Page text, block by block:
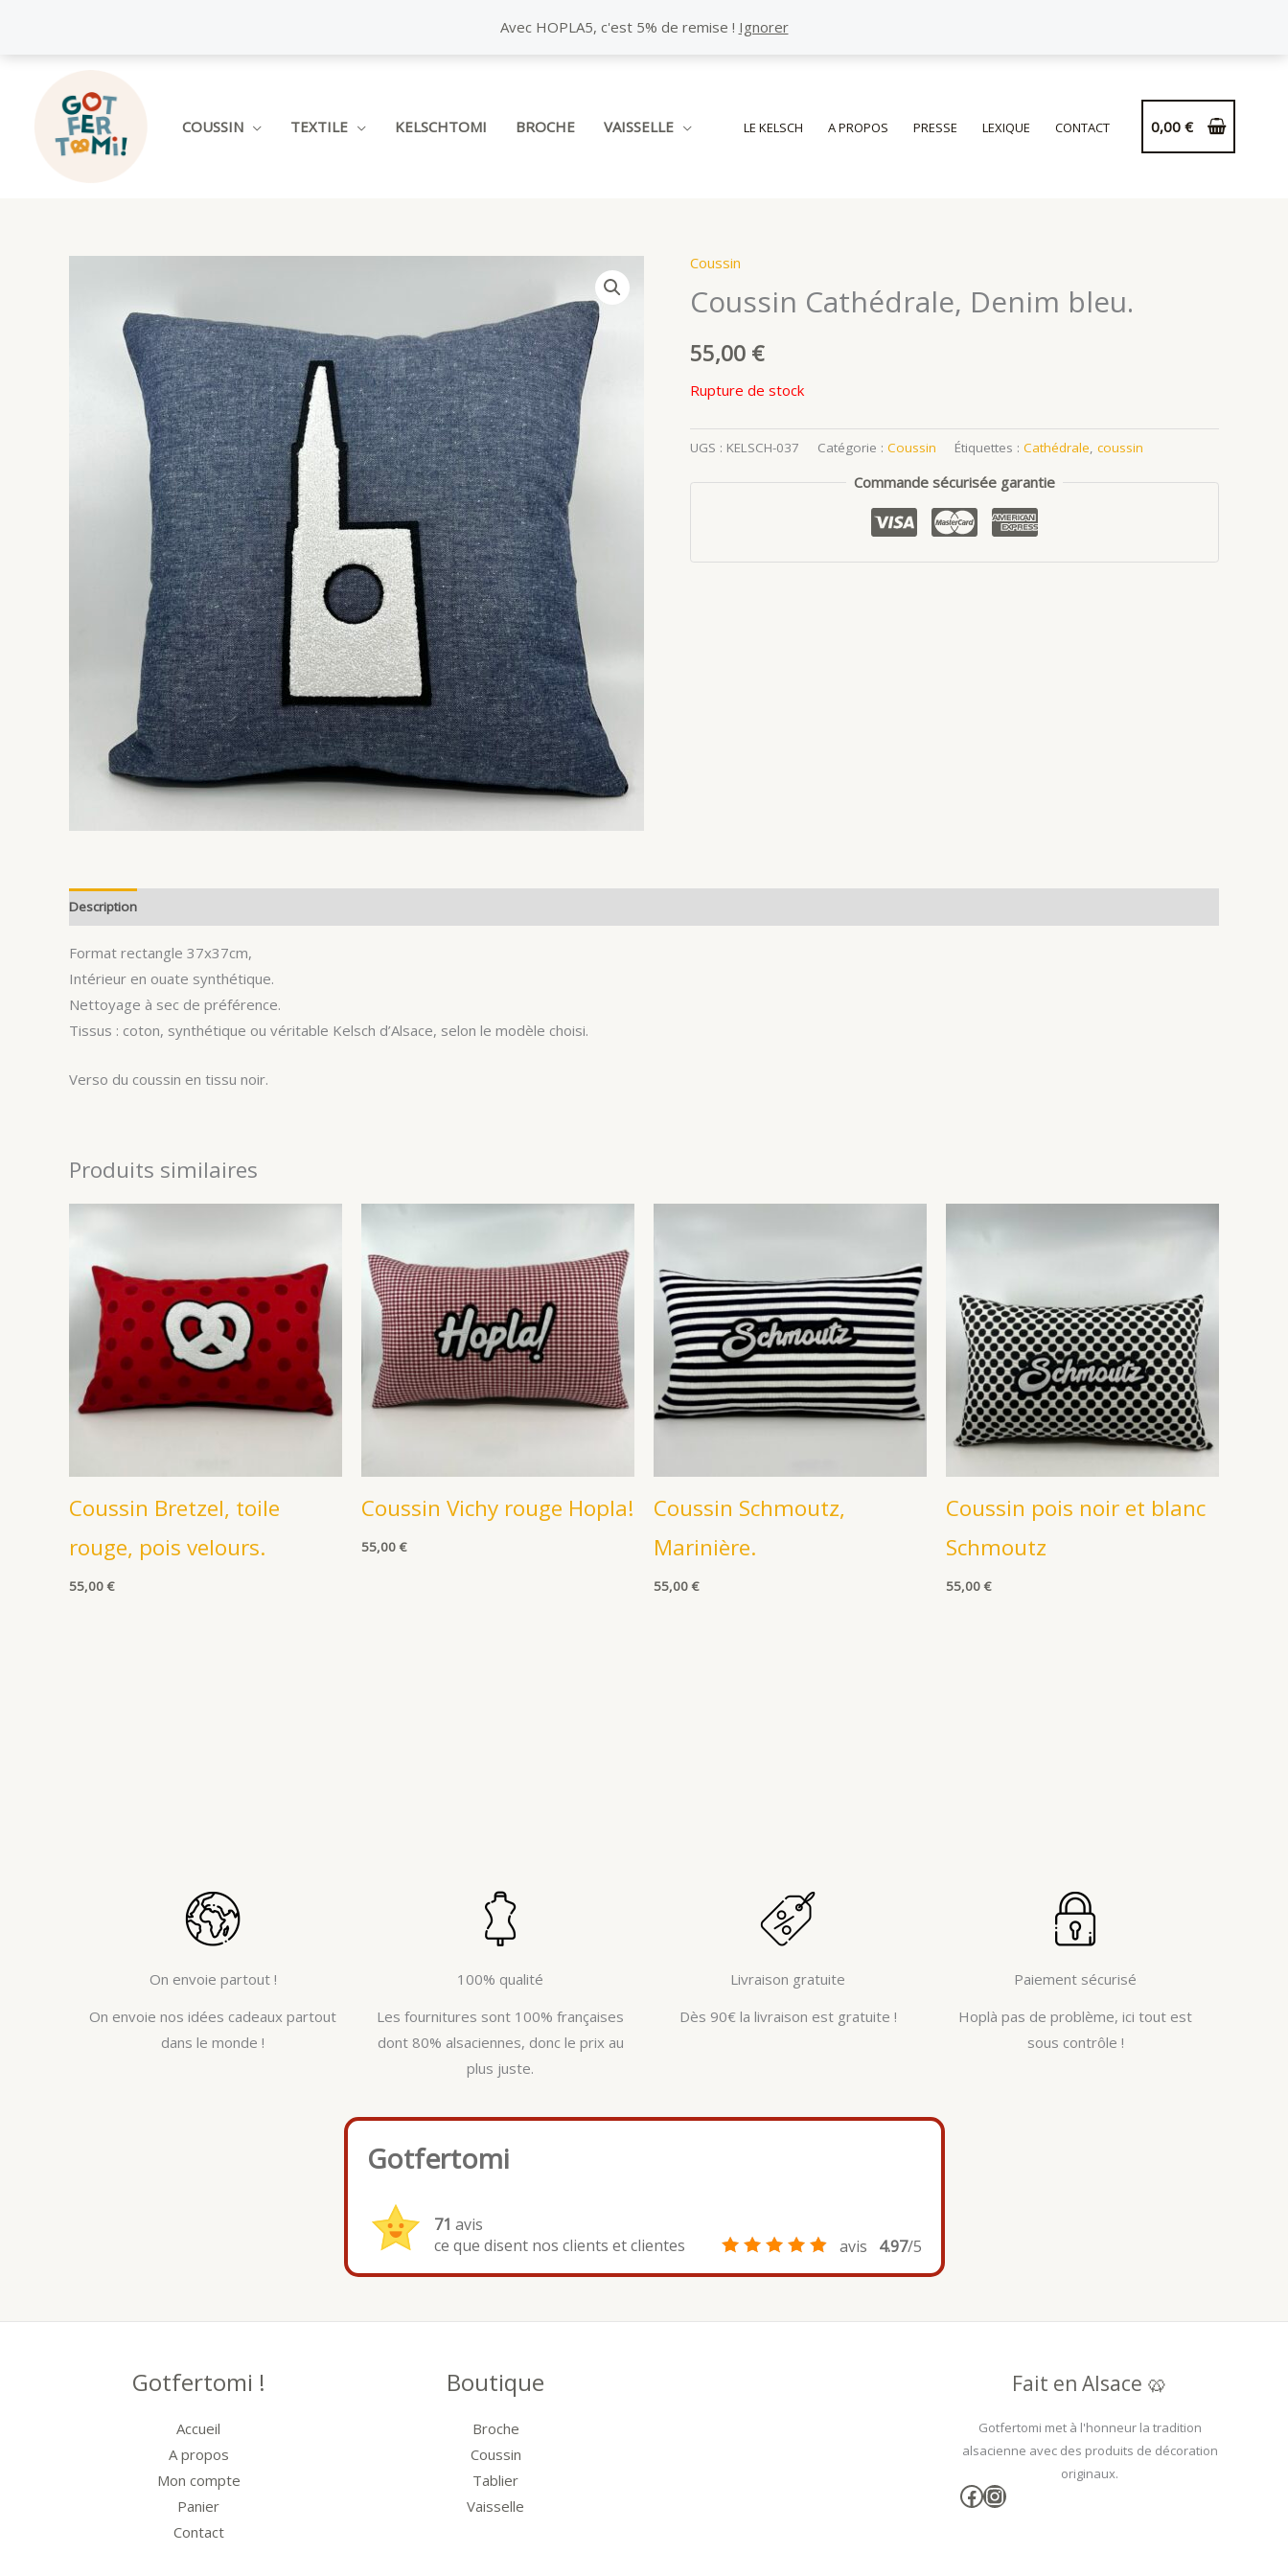
Avec HOPLA5, c'est 5% de remise ! Ignorer
COUSSIN TEXTILE KELSCHTOMI BROCHE VAISSELLE LE KELSCH A PROPOS PRESSE LEXIQUE CONTACT 0,00 €
Coussin
Coussin Cathédrale, Denim bleu.
55,00 €
Rupture de stock
UGS : KELSCH-037 Catégorie : Coussin Étiquettes : Cathédrale coussin
Commande sécurisée garantie
Description
Format rectangle 37x37cm,
Intérieur en ouate synthétique.
Nettoyage à sec de préférence.
Tissus : coton, synthétique ou véritable Kelsch d’Alsace, selon le modèle choisi.
Verso du coussin en tissu noir.
Produits similaires
Coussin Bretzel, toile
rouge, pois velours.
55,00 €
Coussin Vichy rouge Hopla!
55,00 €
Coussin Schmoutz,
Marinière.
55,00 €
Coussin pois noir et blanc
Schmoutz
55,00 €
On envoie partout !
On envoie nos idées cadeaux partout
dans le monde !
100% qualité
Les fournitures sont 100% françaises
dont 80% alsaciennes, donc le prix au
plus juste.
Livraison gratuite
Dès 90€ la livraison est gratuite !
Paiement sécurisé
Hoplà pas de problème, ici tout est
sous contrôle !
Gotfertomi
71 avis
ce que disent nos clients et clientes
avis 4.97/5
Gotfertomi !
Accueil
A propos
Mon compte
Panier
Contact
Boutique
Broche
Coussin
Tablier
Vaisselle
Fait en Alsace 🥨
Gotfertomi met à l'honneur la tradition
alsacienne avec des produits de décoration
originaux.
Facebook
Instagram